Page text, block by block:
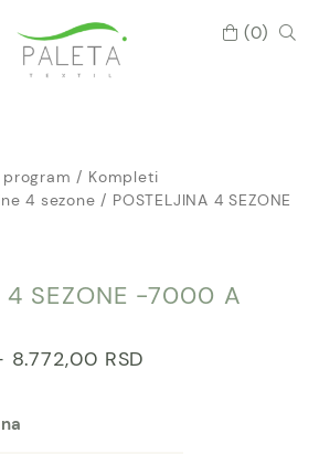
(0)
/ Kompleti
4 sezone / POSTELJINA 4 SEZONE
4 SEZONE -7000 A
8.772,00 RSD